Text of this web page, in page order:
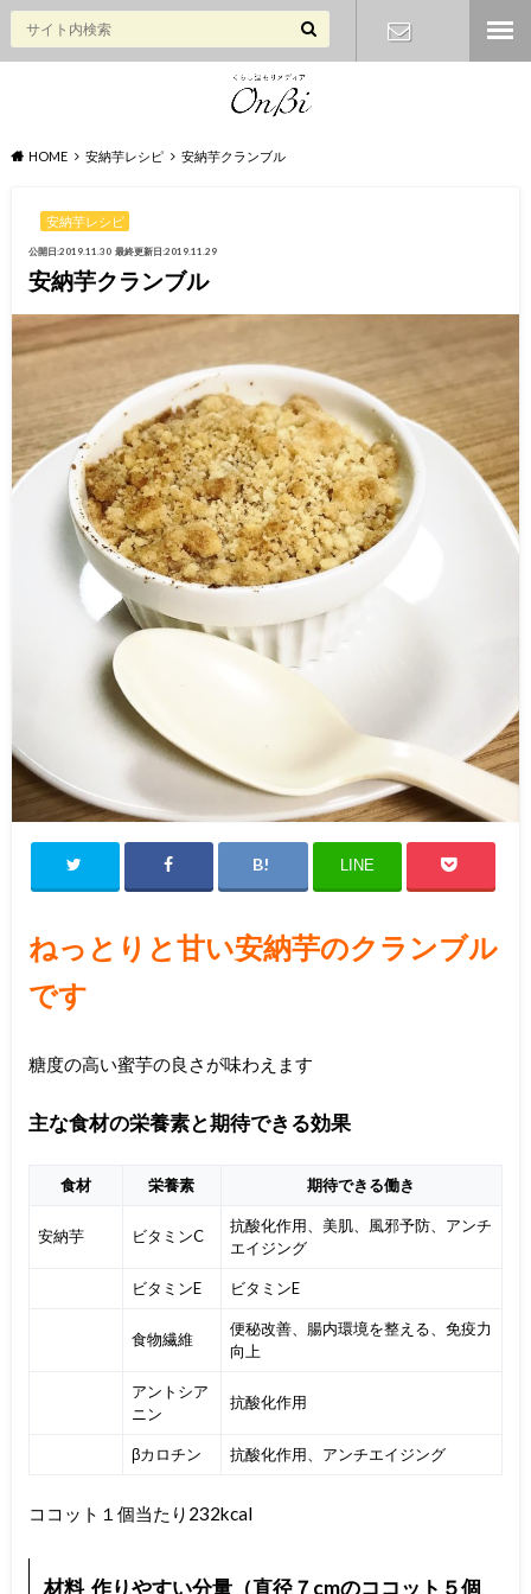
HOME 安納芋レシピ 安納芋クランブル
安納芋レシピ
公開日:2019.11.30 最終更新日:2019.11.29
安納芋クランブル
LINE
ねっとりと甘い安納芋のクランブル
です
糖度の高い蜜芋の良さが味わえます
主な食材の栄養素と期待できる効果
食材 栄養素 期待できる働き
安納芋 ビタミンC
抗酸化作用、美肌、風邪予防、アンチ
エイジング
ビタミンE ビタミンE
食物繊維
便秘改善、腸内環境を整える、免疫力
向上
アントシア
ニン
抗酸化作用
βカロチン 抗酸化作用、アンチエイジング
ココット１個当たり232kcal
材料 作りやすい分量（直径７cmのココット５個